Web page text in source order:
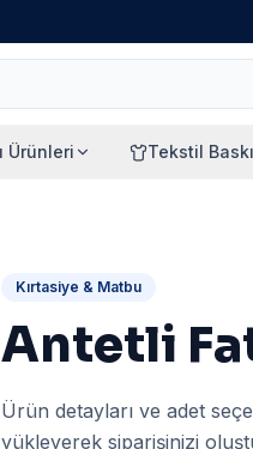
Ürünleri Tekstil
Kırtasiye & Matbu
Antetli
Ürün detayları ve adet
yükleyerek siparişinizi